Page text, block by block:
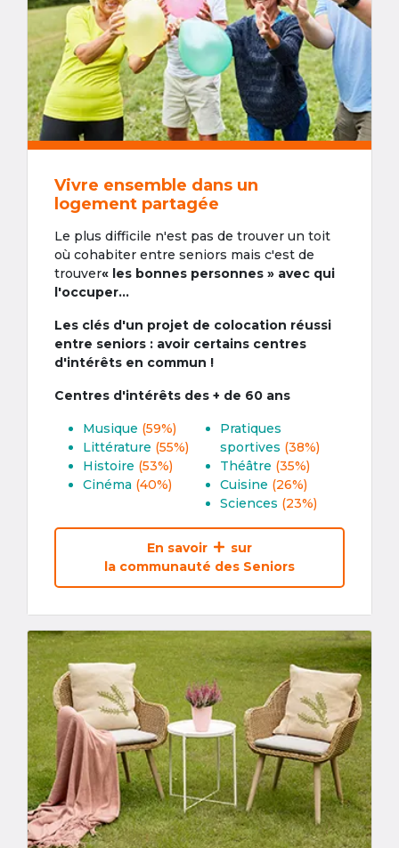
Vivre ensemble dans un
logement partagée
Le plus difficile n'est pas de trouver un toit
où cohabiter entre seniors mais c'est de
trouver« les bonnes personnes » avec qui
l'occuper...
Les clés d'un projet de colocation réussi
entre seniors : avoir certains centres
d'intérêts en commun !
Centres d'intérêts des + de 60 ans
Musique (59%)
Littérature (55%)
Histoire (53%)
Cinéma (40%)
Pratiques
sportives (38%)
Théâtre (35%)
Cuisine (26%)
Sciences (23%)
En savoir
sur
la communauté des Seniors